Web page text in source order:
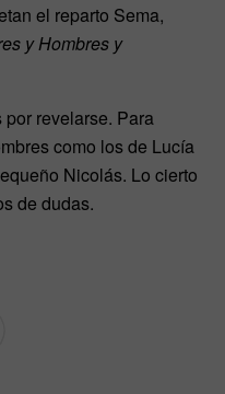
el reparto Sema,
y Hombres y
revelarse. Para
como los de Lucía
Nicolás. Lo cierto
de dudas.